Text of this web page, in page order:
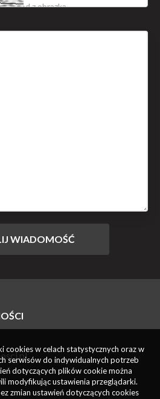
cookies w celach statystycznych oraz w
serwisów do indywidualnych potrzeb
dotyczących plików cookie można
modyfikując ustawienia przeglądarki.
zmian ustawień dotyczących cookies